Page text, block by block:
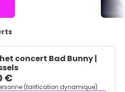
concert Bad Bunny |
€
(tarification dynamique)